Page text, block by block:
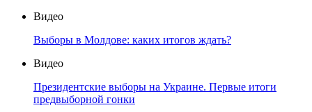
Видео
Выборы в Молдове: каких итогов ждать?
Видео
Президентские выборы на Украине. Первые итоги
предвыборной гонки